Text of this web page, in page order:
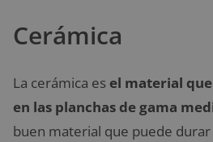
Cerámica
La cerámica es el material
en las planchas de gama
buen material que puede durar